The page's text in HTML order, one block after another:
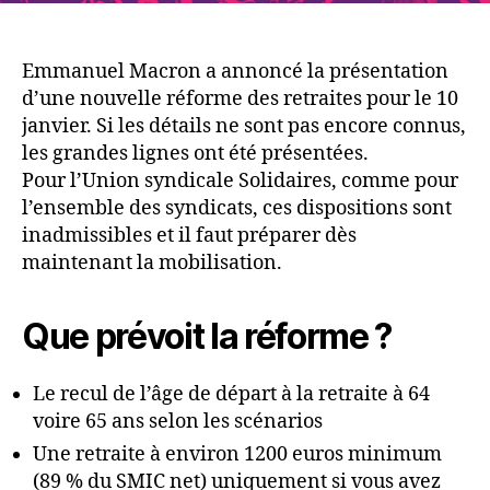
Emmanuel Macron a annoncé la présentation
d’une nouvelle réforme des retraites pour le 10
janvier. Si les détails ne sont pas encore connus,
les grandes lignes ont été présentées.
Pour l’Union syndicale Solidaires, comme pour
l’ensemble des syndicats, ces dispositions sont
inadmissibles et il faut préparer dès
maintenant la mobilisation.
Que prévoit la réforme ?
Le recul de l’âge de départ à la retraite à 64
voire 65 ans selon les scénarios
Une retraite à environ 1200 euros minimum
(89 % du SMIC net) uniquement si vous avez